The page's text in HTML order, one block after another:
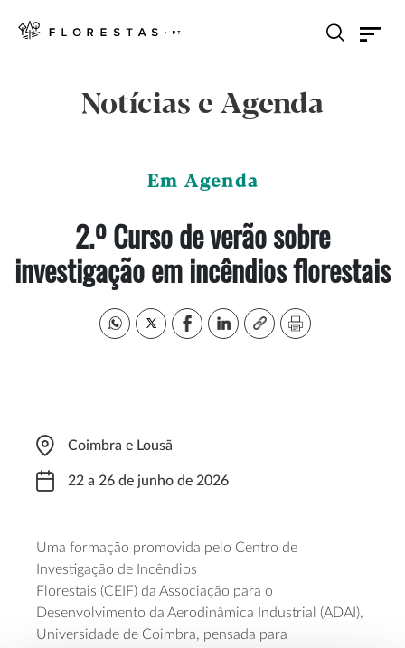
Notícias e Agenda
Em Agenda
2.º Curso de verão sobre
investigação em incêndios florestais
Coimbra e Lousã
22 a 26 de junho de 2026
Uma formação promovida pelo Centro de
Investigação de Incêndios
Florestais (CEIF) da Associação para o
Desenvolvimento da Aerodinâmica Industrial (ADAI),
Universidade de Coimbra, pensada para